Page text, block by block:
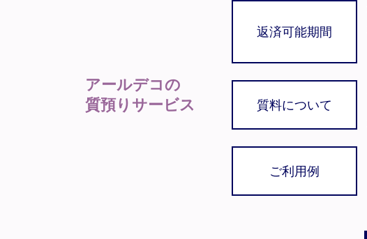
アールデコの
質預りサービス
返済可能期間
質料について
ご利用例